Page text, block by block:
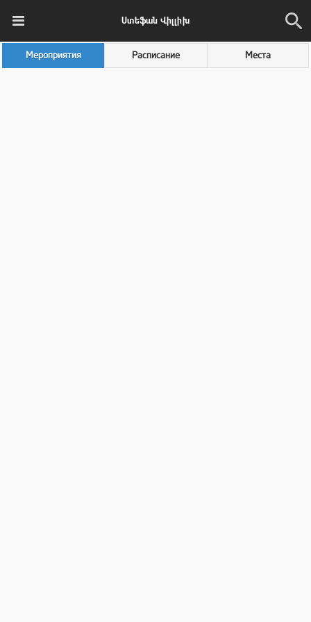
Ստեֆան Վիլլիխ
Мероприятия Расписание Места